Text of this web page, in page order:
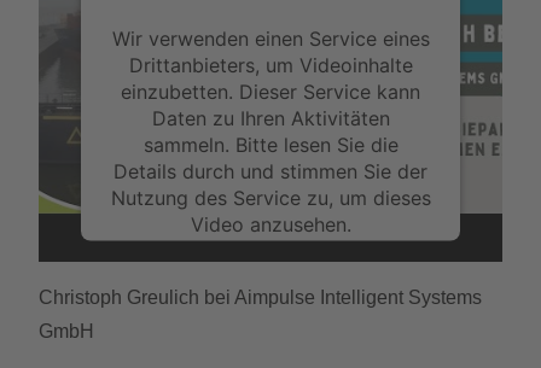
Wir verwenden einen Service eines
Drittanbieters, um Videoinhalte
einzubetten. Dieser Service kann
Daten zu Ihren Aktivitäten
sammeln. Bitte lesen Sie die
Details durch und stimmen Sie der
Nutzung des Service zu, um dieses
Video anzusehen.
Mehr Informationen
Christoph Greulich bei Aimpulse Intelligent Systems
GmbH